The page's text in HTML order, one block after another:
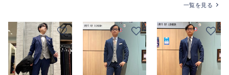
一覧を見る